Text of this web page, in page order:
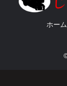
ホーム